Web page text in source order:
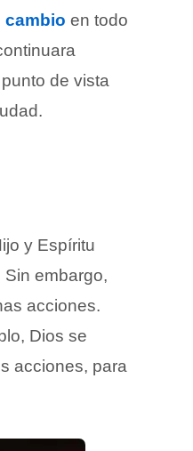
cambio en todo
de vista
y Espíritu
embargo,
acciones.
Dios se
acciones, para